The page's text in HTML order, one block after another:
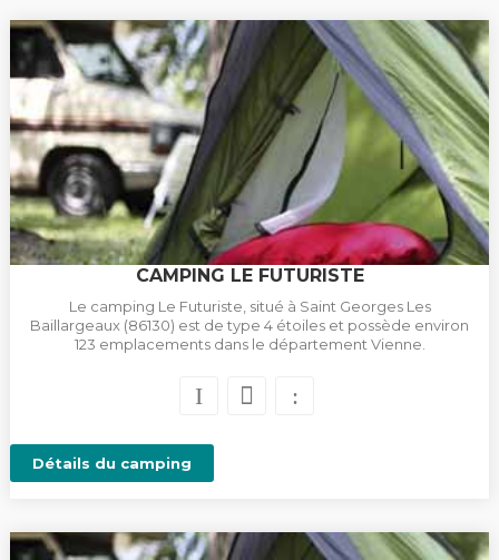
CAMPING LE FUTURISTE
Le camping Le Futuriste, situé à Saint Georges Les
Baillargeaux (86130) est de type 4 étoiles et possède environ
123 emplacements dans le département Vienne.
Détails du camping